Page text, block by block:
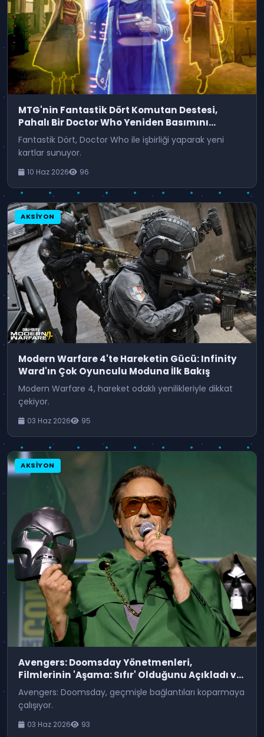
MTG'nin Fantastik Dört Komutan Destesi,
Pahalı Bir Doctor Who Yeniden Basımını
İçeriyor
Fantastik Dört, Doctor Who ile işbirliği yaparak yeni
kartlar sunuyor.
10 Haz 2026 96
AKSIYON
Modern Warfare 4'te Hareketin Gücü: Infinity
Ward'ın Çok Oyunculu Moduna İlk Bakış
Modern Warfare 4, hareket odaklı yenilikleriyle dikkat
çekiyor.
03 Haz 2026 95
AKSIYON
Avengers: Doomsday Yönetmenleri,
Filmlerinin 'Aşama: Sıfır' Olduğunu Açıkladı ve
Bu Büyük Bir Kırmızı Bayrak
Avengers: Doomsday, geçmişle bağlantıları koparmaya
çalışıyor.
03 Haz 2026 93